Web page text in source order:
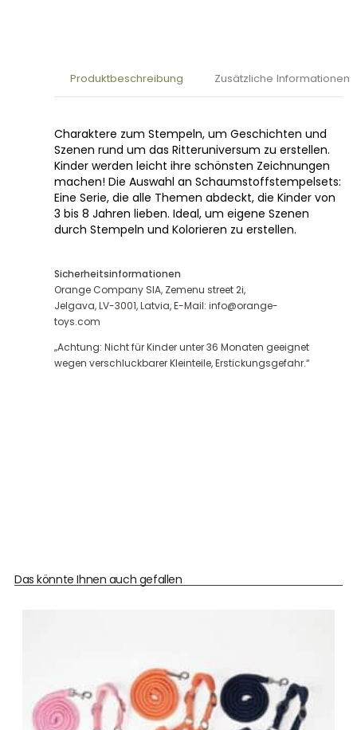
Produktbeschreibung Zusätzliche Informationen
Charaktere zum Stempeln, um Geschichten und
Szenen rund um das Ritteruniversum zu erstellen.
Kinder werden leicht ihre schönsten Zeichnungen
machen! Die Auswahl an Schaumstoffstempelsets:
Eine Serie, die alle Themen abdeckt, die Kinder von
3 bis 8 Jahren lieben. Ideal, um eigene Szenen
durch Stempeln und Kolorieren zu erstellen.
Sicherheitsinformationen
Orange Company SIA, Zemenu street 2i,
Jelgava, LV-3001, Latvia, E-Mail: info@orange-
toys.com
„Achtung: Nicht für Kinder unter 36 Monaten geeignet
wegen verschluckbarer Kleinteile, Erstickungsgefahr.“
Das könnte Ihnen auch gefallen